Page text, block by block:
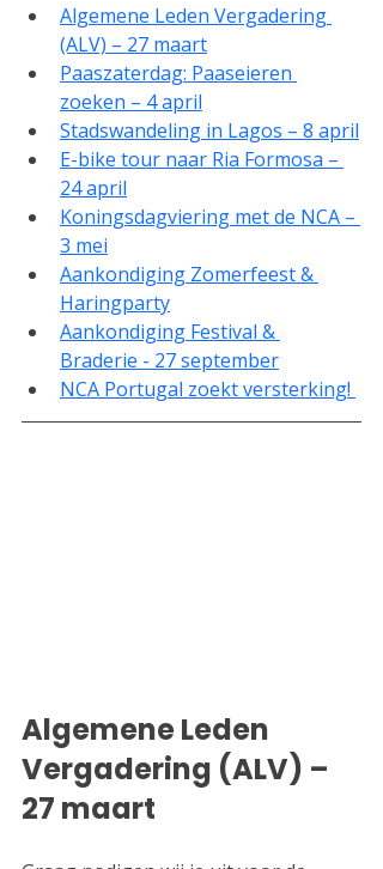
Algemene Leden Vergadering
(ALV) – 27 maart
Paaszaterdag: Paaseieren
zoeken – 4 april
Stadswandeling in Lagos – 8 april
E-bike tour naar Ria Formosa –
24 april
Koningsdagviering met de NCA –
3 mei
Aankondiging Zomerfeest &
Haringparty
Aankondiging Festival &
Braderie - 27 september
NCA Portugal zoekt versterking!
Algemene Leden
Vergadering (ALV) –
27 maart